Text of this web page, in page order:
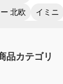
北欧 イミニ
品カテゴリ